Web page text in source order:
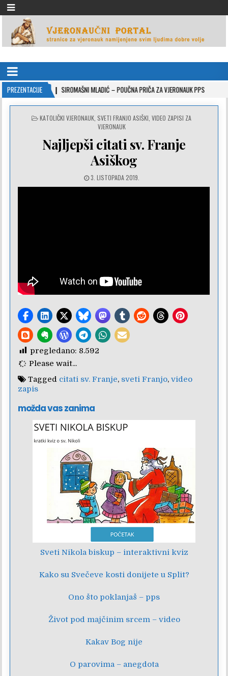
VJERONAUČNI PORTAL
PREZENTACIJE
10-26 SIROMAŠNI MLADIĆ – POUČNA PRIČA ZA VJERONAUK PPS
POSTED
KATOLIČKI VJERONAUK SVETI FRANJO ASIŠKI VIDEO ZAPISI ZA
VJERONAUK
Najljepši citati sv. Franje
Asiškog
3. LISTOPADA 2019.
pregledano: 8.592
Please wait...
Tagged citati sv. Franje, sveti Franjo,video
zapis
možda vas zanima
Sveti Nikola biskup – interaktivni kviz
Kako su Svečeve kosti donijete u Split?
Ono što poklanjaš – pps
Život pod majčinim srcem – video
Kakav Bog nije
O parovima – anegdota